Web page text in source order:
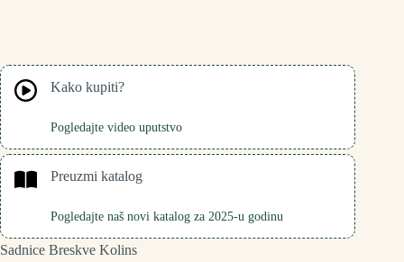
Kako kupiti?
Pogledajte video uputstvo
Preuzmi katalog
Pogledajte naš novi katalog za 2025-u godinu
Sadnice Breskve Kolins